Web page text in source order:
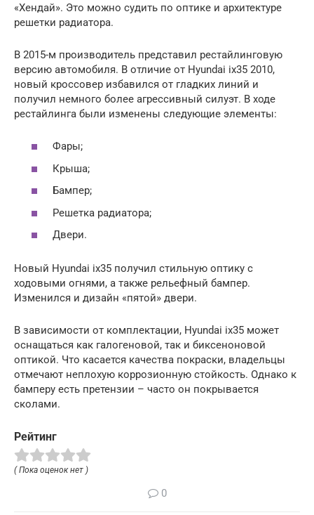
«Хендай». Это можно судить по оптике и архитектуре
решетки радиатора.
В 2015-м производитель представил рестайлинговую
версию автомобиля. В отличие от Hyundai ix35 2010,
новый кроссовер избавился от гладких линий и
получил немного более агрессивный силуэт. В ходе
рестайлинга были изменены следующие элементы:
Фары;
Крыша;
Бампер;
Решетка радиатора;
Двери.
Новый Hyundai ix35 получил стильную оптику с
ходовыми огнями, а также рельефный бампер.
Изменился и дизайн «пятой» двери.
В зависимости от комплектации, Hyundai ix35 может
оснащаться как галогеновой, так и биксеноновой
оптикой. Что касается качества покраски, владельцы
отмечают неплохую коррозионную стойкость. Однако к
бамперу есть претензии – часто он покрывается
сколами.
Рейтинг
( Пока оценок нет )
0